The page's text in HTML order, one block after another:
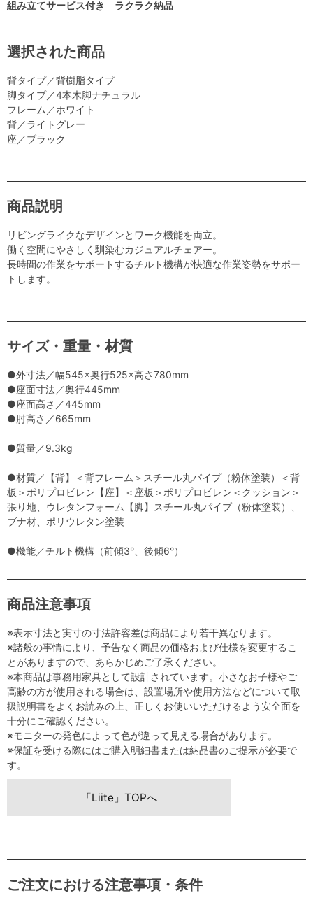
組み立てサービス付き ラクラク納品
選択された商品
背タイプ／背樹脂タイプ
脚タイプ／4本木脚ナチュラル
フレーム／ホワイト
背／ライトグレー
座／ブラック
商品説明
リビングライクなデザインとワーク機能を両立。
働く空間にやさしく馴染むカジュアルチェアー。
長時間の作業をサポートするチルト機構が快適な作業姿勢をサポー
トします。
サイズ・重量・材質
●外寸法／幅545×奥行525×高さ780mm
●座面寸法／奥行445mm
●座面高さ／445mm
●肘高さ／665mm
●質量／9.3kg
●材質／【背】＜背フレーム＞スチール丸パイプ（粉体塗装）＜背
板＞ポリプロピレン【座】＜座板＞ポリプロピレン＜クッション＞
張り地、ウレタンフォーム【脚】スチール丸パイプ（粉体塗装）、
ブナ材、ポリウレタン塗装
●機能／チルト機構（前傾3°、後傾6°）
商品注意事項
※表示寸法と実寸の寸法許容差は商品により若干異なります。
※諸般の事情により、予告なく商品の価格および仕様を変更するこ
とがありますので、あらかじめご了承ください。
※本商品は事務用家具として設計されています。小さなお子様やご
高齢の方が使用される場合は、設置場所や使用方法などについて取
扱説明書をよくお読みの上、正しくお使いいただけるよう安全面を
十分にご確認ください。
※モニターの発色によって色が違って見える場合があります。
※保証を受ける際にはご購入明細書または納品書のご提示が必要で
す。
「Liite」TOPへ
ご注文における注意事項・条件